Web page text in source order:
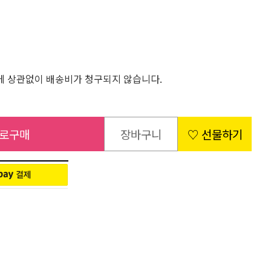
상관없이 배송비가 청구되지 않습니다.
구매 장바구니 ♡ 선물하기